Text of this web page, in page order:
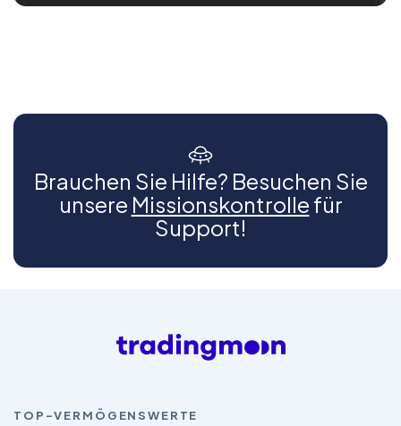
Brauchen Sie Hilfe? Besuchen Sie
unsere Missionskontrolle für
Support!
TOP-VERMÖGENSWERTE